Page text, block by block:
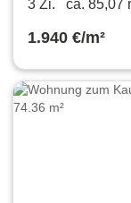
3 Zi. ca. 85,07
1.940 €/m²